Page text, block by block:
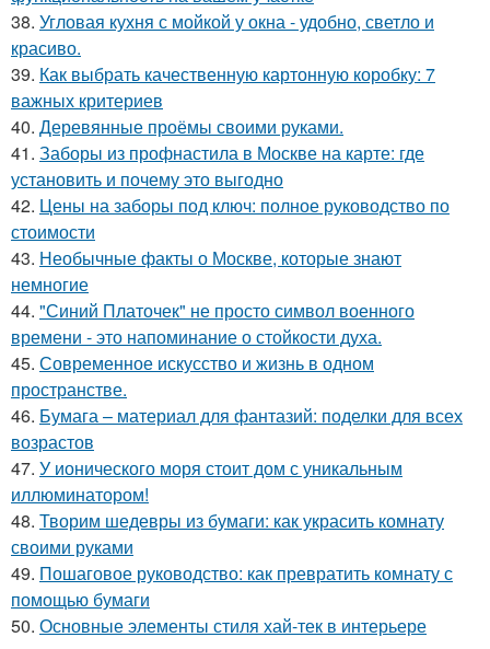
38. Угловая кухня с мойкой у окна - удобно, светло и
красиво.
39. Как выбрать качественную картонную коробку: 7
важных критериев
40. Деревянные проёмы своими руками.
41. Заборы из профнастила в Москве на карте: где
установить и почему это выгодно
42. Цены на заборы под ключ: полное руководство по
стоимости
43. Необычные факты о Москве, которые знают
немногие
44. "Синий Платочек" не просто символ военного
времени - это напоминание о стойкости духа.
45. Современное искусство и жизнь в одном
пространстве.
46. Бумага – материал для фантазий: поделки для всех
возрастов
47. У ионического моря стоит дом с уникальным
иллюминатором!
48. Творим шедевры из бумаги: как украсить комнату
своими руками
49. Пошаговое руководство: как превратить комнату с
помощью бумаги
50. Основные элементы стиля хай-тек в интерьере